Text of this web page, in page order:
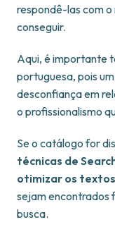
respondê-las com
conseguir.
Aqui, é importante
portuguesa, pois
desconfiança em
o profissionalismo
Se o catálogo for
técnicas de
otimizar os textos
sejam encontrados
busca.